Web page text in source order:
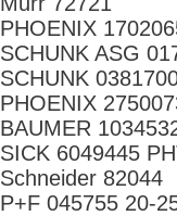
PHOENIX
SCHUNK ASG
SCHUNK
PHOENIX
BAUMER
SICK 6049445
Schneider 82044
P+F 045755 20-